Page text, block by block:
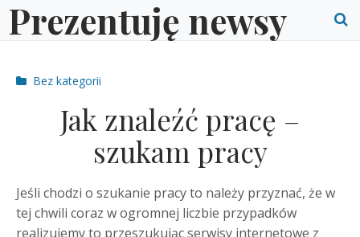
Skip
toPrezentuję newsy
Post
Bez kategorii
Jak znaleźć pracę –
szukam pracy
Jeśli chodzi o szukanie pracy to należy przyznać, że w
tej chwili coraz w ogromnej liczbie przypadków
realizujemy to przeszukując serwisy internetowe z